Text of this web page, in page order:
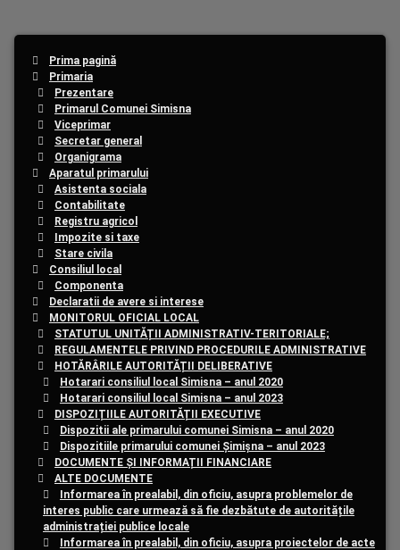
Prima pagină
Primaria
Prezentare
Primarul Comunei Simisna
Viceprimar
Secretar general
Organigrama
Aparatul primarului
Asistenta sociala
Contabilitate
Registru agricol
Impozite si taxe
Stare civila
Consiliul local
Componenta
Declaratii de avere si interese
MONITORUL OFICIAL LOCAL
STATUTUL UNITĂȚII ADMINISTRATIV-TERITORIALE;
REGULAMENTELE PRIVIND PROCEDURILE ADMINISTRATIVE
HOTĂRÂRILE AUTORITĂȚII DELIBERATIVE
Hotarari consiliul local Simisna – anul 2020
Hotarari consiliul local Simisna – anul 2023
DISPOZIȚIILE AUTORITĂȚII EXECUTIVE
Dispozitii ale primarului comunei Simisna – anul 2020
Dispozitiile primarului comunei Șimișna – anul 2023
DOCUMENTE ȘI INFORMAȚII FINANCIARE
ALTE DOCUMENTE
Informarea în prealabil, din oficiu, asupra problemelor de
interes public care urmează să fie dezbătute de autoritățile
administrației publice locale
Informarea în prealabil, din oficiu, asupra proiectelor de acte